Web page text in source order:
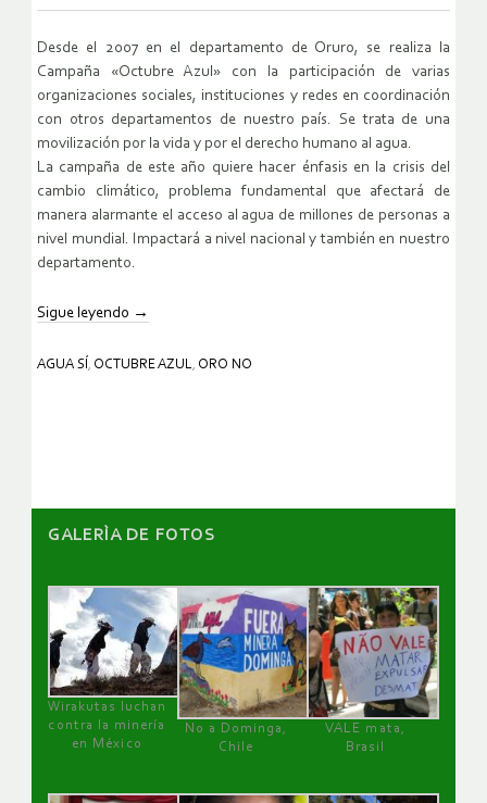
Desde el 2007 en el departamento de Oruro, se realiza la
Campaña «Octubre Azul» con la participación de varias
organizaciones sociales, instituciones y redes en coordinación
con otros departamentos de nuestro país. Se trata de una
movilización por la vida y por el derecho humano al agua.
La campaña de este año quiere hacer énfasis en la crisis del
cambio climático, problema fundamental que afectará de
manera alarmante el acceso al agua de millones de personas a
nivel mundial. Impactará a nivel nacional y también en nuestro
departamento.
Sigue leyendo →
AGUA SÍ , OCTUBRE AZUL, ORO NO
GALERÌA DE FOTOS
Wirakutas luchan
contra la minería
en México
No a Dominga,
Chile
VALE mata,
Brasil